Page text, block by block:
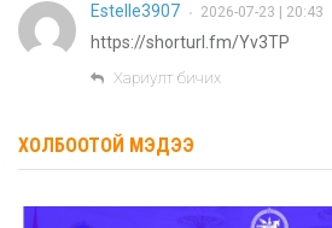
Estelle3907 • 2026-07-23 | 20:43
https://shorturl.fm/Yv3TP
Хариулт бичих
ХОЛБООТОЙ МЭДЭЭ